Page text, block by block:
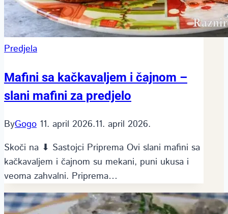
Predjela
Mafini sa kačkavaljem i čajnom –
slani mafini za predjelo
ByGogo 11. april 2026.11. april 2026.
Skoči na ⬇ Sastojci Priprema Ovi slani mafini sa
kačkavaljem i čajnom su mekani, puni ukusa i
veoma zahvalni. Priprema…